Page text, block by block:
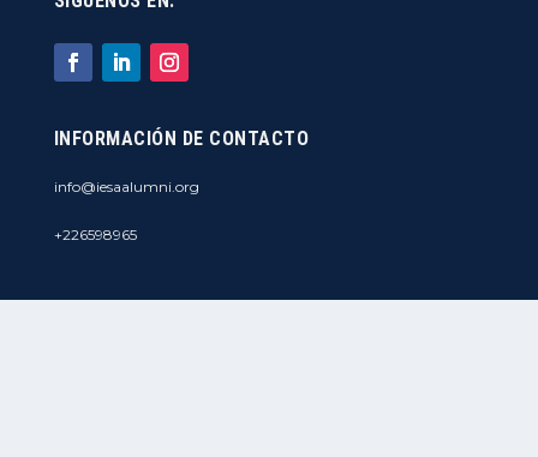
INFORMACIÓN DE CONTACTO
info@iesaalumni.org
+226598965